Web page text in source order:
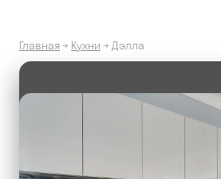
Главная→ Кухни → Дэлла